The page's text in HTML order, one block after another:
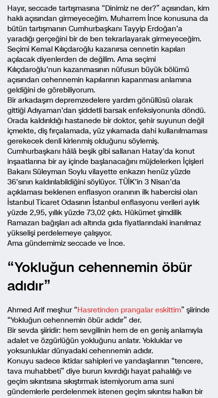
Hayır, seccade tartışmasına “Dinimiz ne der?” açısından, kim
haklı açısından girmeyeceğim. Muharrem İnce konusuna da
bütün tartışmanın Cumhurbaşkanı Tayyip Erdoğan’a
yaradığı gerçeğini bir de ben tekrarlayarak girmeyeceğim.
Seçimi Kemal Kılıçdaroğlu kazanırsa cennetin kapıları
açılacak diyenlerden de değilim. Ama seçimi
Kılıçdaroğlu’nun kazanmasının nüfusun büyük bölümü
açısından cehennemin kapılarının kapanması anlamına
geldiğini de görebiliyorum.
Bir arkadaşım depremzedelere yardım gönüllüsü olarak
gittiği Adıyaman’dan şiddetli barsak enfeksiyonunla döndü.
Orada kaldırıldığı hastanede bir doktor, şehir suyunun değil
içmekte, diş fırçalamada, yüz yıkamada dahi kullanılmaması
gerekecek denli kirlenmiş olduğunu söylemiş.
Cumhurbaşkanı hâlâ beşik gibi sallanan Hatay’da konut
inşaatlarına bir ay içinde başlanacağını müjdelerken İçişleri
Bakanı Süleyman Soylu vilayette enkazın henüz yüzde
36’sının kaldırılabildiğini söylüyor. TÜİK’in 3 Nisan’da
açıklaması beklenen enflasyon oranının ilk habercisi olan
İstanbul Ticaret Odasının İstanbul enflasyonu verileri aylık
yüzde 2,95, yıllık yüzde 73,02 çıktı. Hükümet şimdilik
Ramazan bağışları adı altında gıda fiyatlarındaki inanılmaz
yükselişi perdelemeye çalışıyor.
Ama gündemimiz seccade ve İnce.
“Yokluğun cehennemin öbür
adıdır”
Ahmed Arif meşhur “Hasretinden prangalar eskittim” şiirinde
“Yokluğun cehennemin öbür adıdır” der.
Bir sevda şiiridir: hem sevgilinin hem de en geniş anlamıyla
adalet ve özgürlüğün yokluğunu anlatır. Yokluklar ve
yoksunluklar dünyadaki cehennemin adıdır.
Konuyu sadece iktidar sahipleri ve yandaşlarının “tencere,
tava muhabbeti” diye burun kıvırdığı hayat pahalılığı ve
geçim sıkıntısına sıkıştırmak istemiyorum ama suni
gündemlerle perdelenmek istenen geçim sıkıntısı halkın bir